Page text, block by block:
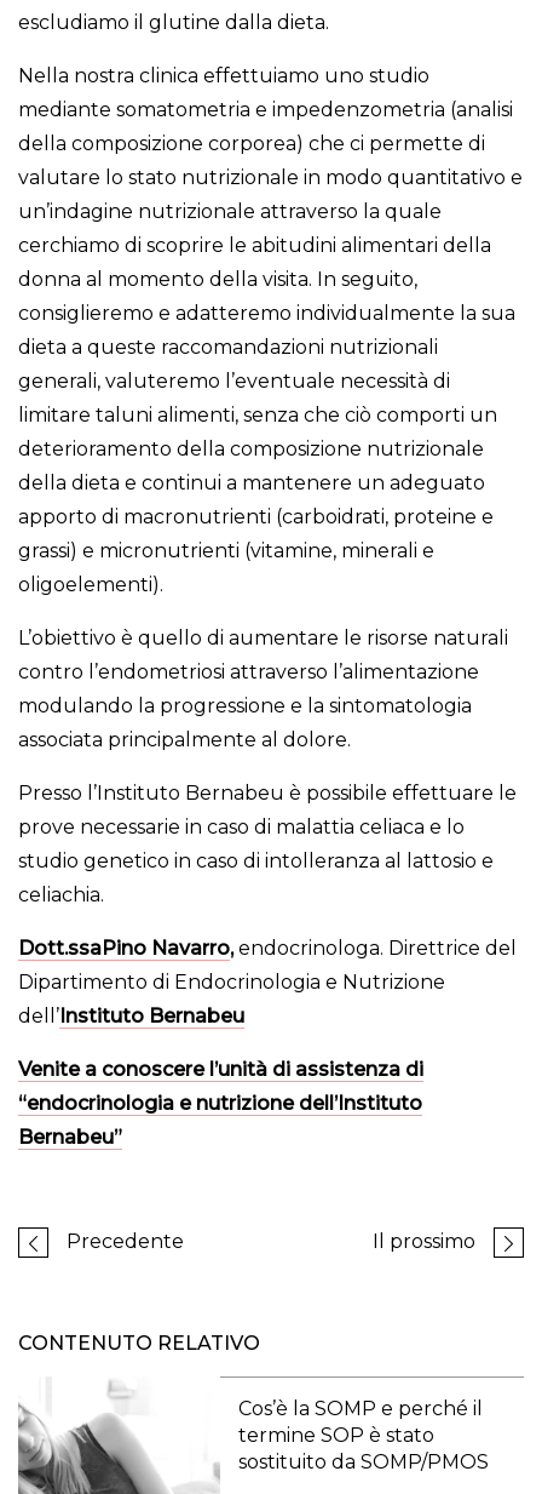
escludiamo il glutine dalla dieta.
Nella nostra clinica effettuiamo uno studio
mediante somatometria e impedenzometria (analisi
della composizione corporea) che ci permette di
valutare lo stato nutrizionale in modo quantitativo e
un’indagine nutrizionale attraverso la quale
cerchiamo di scoprire le abitudini alimentari della
donna al momento della visita. In seguito,
consiglieremo e adatteremo individualmente la sua
dieta a queste raccomandazioni nutrizionali
generali, valuteremo l’eventuale necessità di
limitare taluni alimenti, senza che ciò comporti un
deterioramento della composizione nutrizionale
della dieta e continui a mantenere un adeguato
apporto di macronutrienti (carboidrati, proteine e
grassi) e micronutrienti (vitamine, minerali e
oligoelementi).
L’obiettivo è quello di aumentare le risorse naturali
contro l’endometriosi attraverso l’alimentazione
modulando la progressione e la sintomatologia
associata principalmente al dolore.
Presso l’Instituto Bernabeu è possibile effettuare le
prove necessarie in caso di malattia celiaca e lo
studio genetico in caso di intolleranza al lattosio e
celiachia.
Dott.ssaPino Navarro,endocrinologa. Direttrice del
Dipartimento di Endocrinologia e Nutrizione
dell’Instituto Bernabeu
Venite a conoscere l’unità di assistenza di
“endocrinologia e nutrizione dell’Instituto
Bernabeu”
Precedente Il prossimo
CONTENUTO RELATIVO
Cos’è la SOMP e perché il
termine SOP è stato
sostituito da SOMP/PMOS